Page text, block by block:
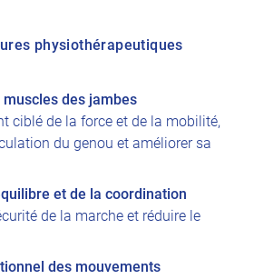
physiothérapeutiques
des jambes
ciblé de la force et de la mobilité,
du genou et améliorer sa
et de la coordination
de la marche et réduire le
des mouvements